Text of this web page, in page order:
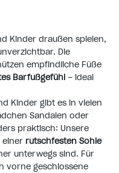
Kinder draußen spielen,
Die
empfindliche Füße
Barfußgefühl – ideal
Kinder gibt es in vielen
Sandalen oder
praktisch: Unsere
einer rutschfesten Sohle
unterwegs sind. Für
vorne geschlossene